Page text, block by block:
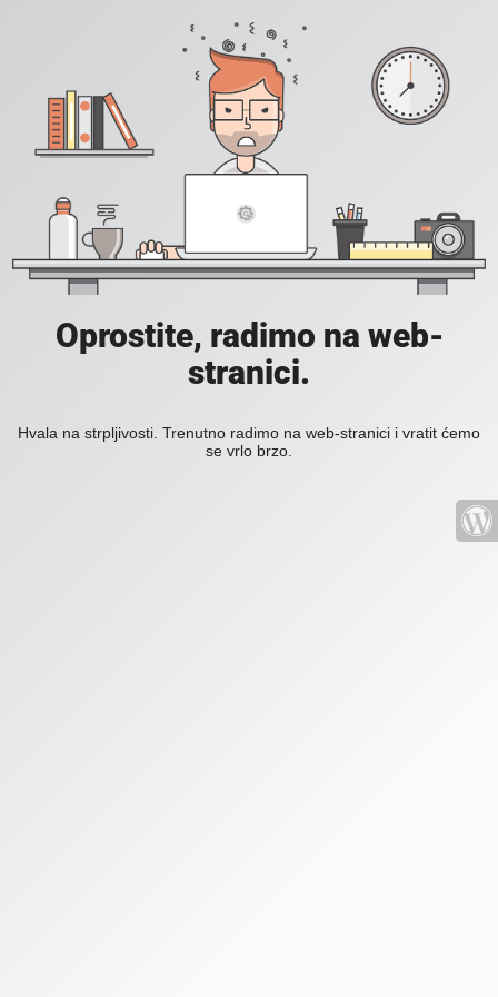
Oprostite, radimo na web-
stranici.
Hvala na strpljivosti. Trenutno radimo na web-stranici i vratit ćemo
se vrlo brzo.